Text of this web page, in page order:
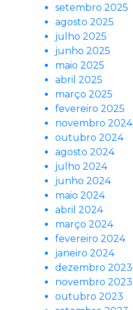
setembro 2025
agosto 2025
julho 2025
junho 2025
maio 2025
abril 2025
março 2025
fevereiro 2025
novembro 2024
outubro 2024
agosto 2024
julho 2024
junho 2024
maio 2024
abril 2024
março 2024
fevereiro 2024
janeiro 2024
dezembro 2023
novembro 2023
outubro 2023